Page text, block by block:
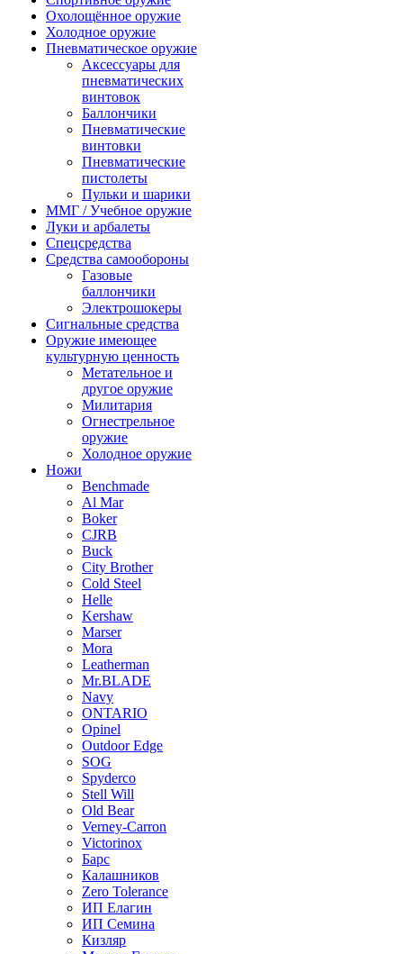
Охолощённое оружие
Холодное оружие
Пневматическое оружие
Аксессуары для
пневматических
винтовок
Баллончики
Пневматические
винтовки
Пневматические
пистолеты
Пульки и шарики
ММГ / Учебное оружие
Луки и арбалеты
Спецсредства
Средства самообороны
Газовые
баллончики
Электрошокеры
Сигнальные средства
Оружие имеющее
культурную ценность
Метательное и
другое оружие
Милитария
Огнестрельное
оружие
Холодное оружие
Ножи
Benchmade
Al Mar
Boker
CJRB
Buck
City Brother
Cold Steel
Helle
Kershaw
Marser
Mora
Leatherman
Mr.BLADE
Navy
ONTARIO
Opinel
Outdoor Edge
SOG
Spyderco
Stell Will
Old Bear
Verney-Carron
Victorinox
Барс
Калашников
Zero Tolerance
ИП Елагин
ИП Семина
Кизляр